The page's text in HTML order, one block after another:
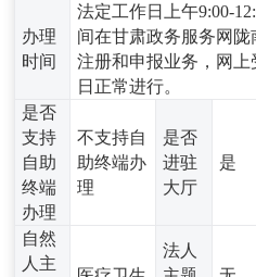
办理
时间
法定工作日上午9:00-
间在甘肃政务服务网陇
注册和申报业务，网
日正常进行。
是否
支持
自助
终端
办理
不支持自
助终端办
理
是否
进驻
大厅
是
自然
人主
法人